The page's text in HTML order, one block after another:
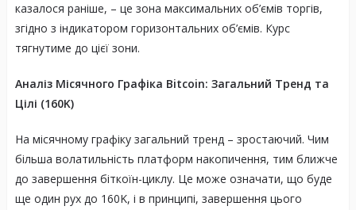
казалося раніше, – це зона максимальних об’ємів торгів,
згідно з індикатором горизонтальних об’ємів. Курс
тягнутиме до цієї зони.
Аналіз Місячного Графіка Bitcoin: Загальний Тренд та
Цілі (160K)
На місячному графіку загальний тренд – зростаючий. Чим
більша волатильність платформ накопичення, тим ближче
до завершення біткоїн-циклу. Це може означати, що буде
ще один рух до 160K, і в принципі, завершення цього